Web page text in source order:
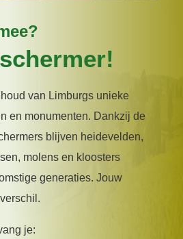
van Limburgs unieke
en monumenten. Dankzij de
blijven heidevelden,
molens en kloosters
generaties. Jouw
je: